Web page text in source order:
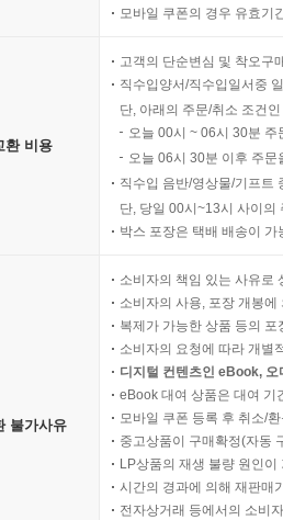
모바일 쿠폰의 경우 유효기
환 비용
고객의 단순변심 및 착오구
직수입양서/직수입일서중
단, 아래의 주문/취소 조건
오늘 00시 ~ 06시 30분
오늘 06시 30분 이후 주
직수입 음반/영상물/기프트
단, 당일 00시~13시 사이의
박스 포장은 택배 배송이
불가사유
소비자의 책임 있는 사유로
소비자의 사용, 포장 개봉
복제가 가능한 상품 등의
소비자의 요청에 따라 개별
디지털 컨텐츠인 eBook,
eBook 대여 상품은 대여 기
모바일 쿠폰 등록 후 취소/
중고상품이 구매확정(자동
LP상품의 재생 불량 원인
시간의 경과에 의해 재판매
전자상거래 등에서의 소비